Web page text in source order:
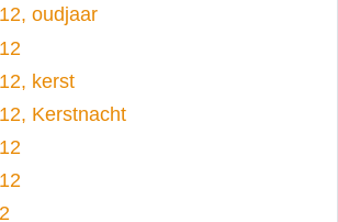
oudjaar
kerst
Kerstnacht